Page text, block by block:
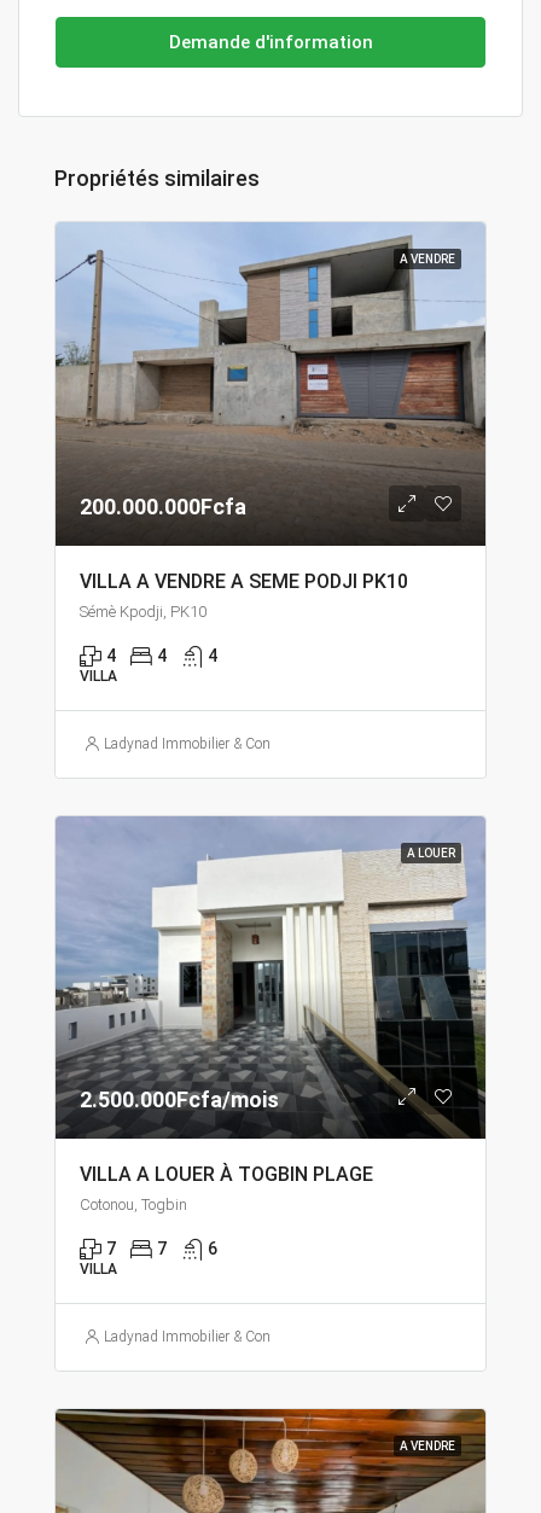
Demande d'information
Propriétés similaires
A VENDRE
200.000.000Fcfa
VILLA A VENDRE A SEME PODJI PK10
Sémè Kpodji, PK10
4 4 4
VILLA
Ladynad Immobilier & Construction
A LOUER
2.500.000Fcfa/mois
VILLA A LOUER À TOGBIN PLAGE
Cotonou, Togbin
7 7 6
VILLA
Ladynad Immobilier & Construction
A VENDRE